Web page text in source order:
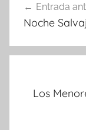
de
Entrada
Noche
Los